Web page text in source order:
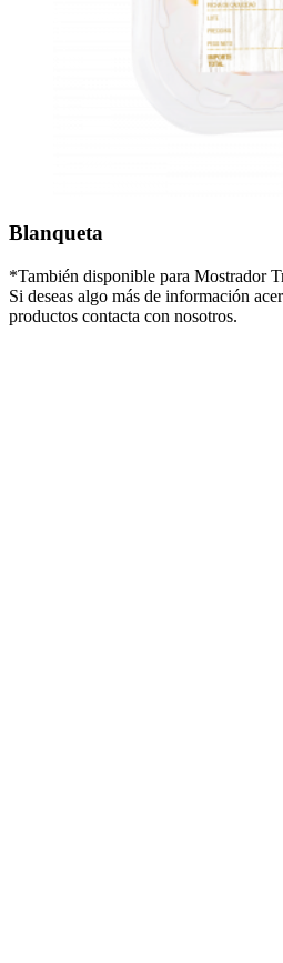
Blanqueta
*También disponible para Mostrador
Si deseas algo más de información
productos contacta con nosotros.